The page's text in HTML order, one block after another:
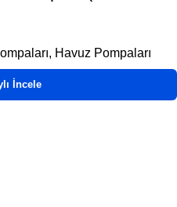
, Havuz Pompaları
İncele